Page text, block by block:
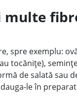
multe
spre exemplu:
tocănițe),
de salată sau
le în